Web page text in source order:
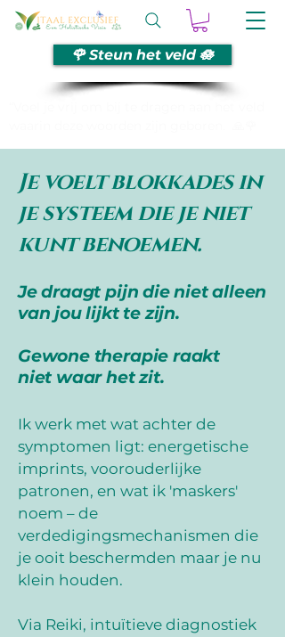
🌹 Steun het veld 🪷
Je voelt blokkades in
je systeem die je niet
kunt benoemen.
Je draagt pijn die niet alleen
van jou lijkt te zijn.
Gewone therapie raakt
niet waar het zit.
Ik werk met wat achter de
symptomen ligt: energetische
imprints, voorouderlijke
patronen, en wat ik 'maskers'
noem – de
verdedigingsmechanismen die
je ooit beschermden maar je nu
klein houden.
Via Reiki, intuïtieve diagnostiek